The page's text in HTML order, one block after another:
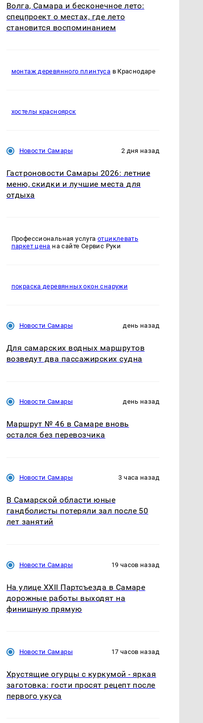
В магазинах России
ажиотаж из-за этого
СМИ: В Химках на
полицейскую
Волга, Самара и бесконечное лето:
спецпроект о местах, где лето
становится воспоминанием
монтаж деревянного плинтуса в Краснодаре
хостелы красноярск
Новости Самары 2 дня назад
Гастроновости Самары 2026: летние
меню, скидки и лучшие места для
отдыха
Профессиональная услуга отциклевать
паркет цена на сайте Сервис Руки
покраска деревянных окон снаружи
Новости Самары день назад
Для самарских водных маршрутов
возведут два пассажирских судна
Новости Самары день назад
Маршрут № 46 в Самаре вновь
остался без перевозчика
Новости Самары 3 часа назад
В Самарской области юные
гандболисты потеряли зал после 50
лет занятий
Новости Самары 19 часов назад
На улице XXII Партсъезда в Самаре
дорожные работы выходят на
финишную прямую
Новости Самары 17 часов назад
Хрустящие огурцы с куркумой - яркая
заготовка: гости просят рецепт после
первого укуса